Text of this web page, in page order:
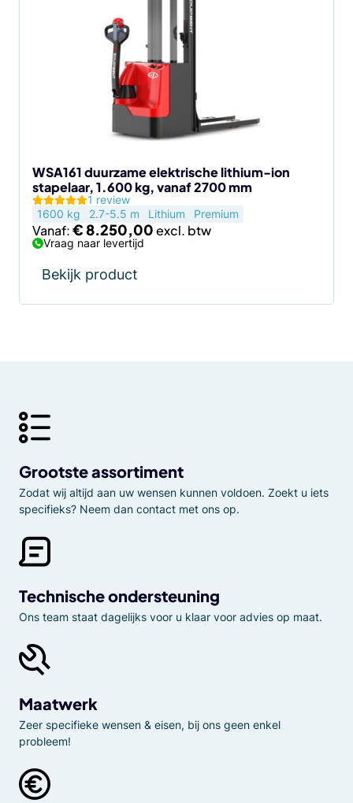
WSA161 duurzame elektrische lithium-ion
stapelaar, 1.600 kg, vanaf 2700 mm
1 review
1600 kg
2.7-5.5 m Lithium Premium
Vanaf:€8.250,00
Vraag naar levertijd
Bekijk product
de
productpagina
Grootste assortiment
Zodat wij altijd aan uw wensen kunnen voldoen. Zoekt u iets
specifieks? Neem dan contact met ons op.
Technische ondersteuning
Ons team staat dagelijks voor u klaar voor advies op maat.
Maatwerk
Zeer specifieke wensen & eisen, bij ons geen enkel
probleem!